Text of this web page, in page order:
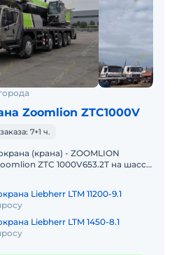
Zoomlion ZTC1000V
7+1 ч.
(крана) - ZOOMLION
ZTC 1000V653.2T на шасси
Liebherr LTM 11200-9.1
Liebherr LTM 1450-8.1